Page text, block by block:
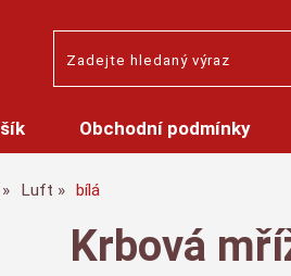
Obchodní podmínky
Luft bílá
Krbová